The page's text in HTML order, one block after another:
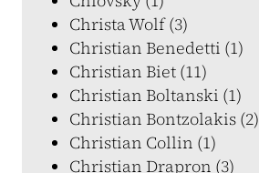
Christa Wolf (3)
Christian Benedetti (1)
Christian Biet (11)
Christian Boltanski (1)
Christian Bontzolakis (2)
Christian Collin (1)
Christian Drapron (3)